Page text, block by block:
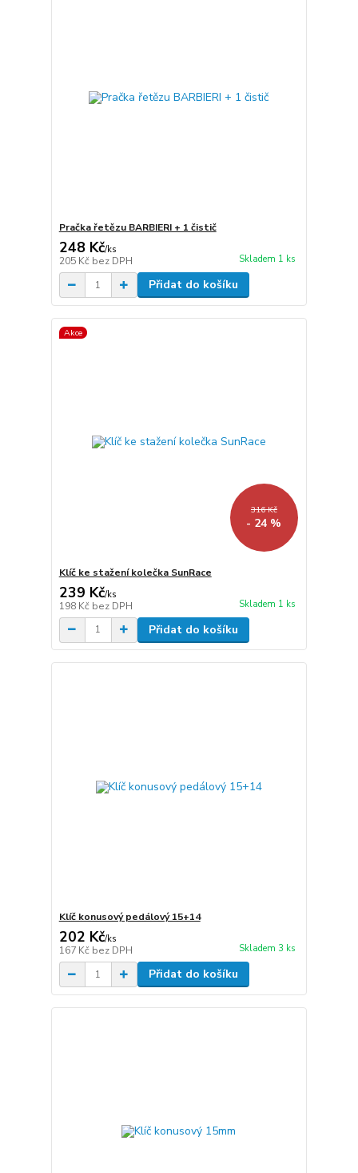
Pračka řetězu BARBIERI + 1 čistič
248 Kč/ks
205 Kč bez DPH Skladem 1 ks
Přidat do košíku
Akce
316 Kč
- 24 %
Klíč ke stažení kolečka SunRace
239 Kč/ks
198 Kč bez DPH Skladem 1 ks
Přidat do košíku
Klíč konusový pedálový 15+14
202 Kč/ks
167 Kč bez DPH Skladem 3 ks
Přidat do košíku